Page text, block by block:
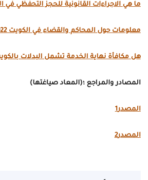
ما هي الاجراءات القانونية للحجز التحفظي في
معلومات حول المحاكم والقضاء في الكويت 2022
هل مكافأة نهاية الخدمة تشمل البدلات
المصادر والمراجع ؛(المعاد صياغتها)
المصدر1
المصدر2